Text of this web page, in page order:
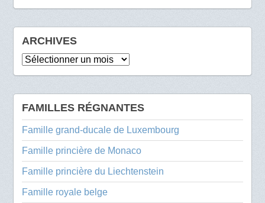
ARCHIVES
Archives
FAMILLES RÉGNANTES
Famille grand-ducale de Luxembourg
Famille princière de Monaco
Famille princière du Liechtenstein
Famille royale belge